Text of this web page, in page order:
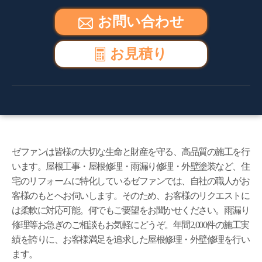
お問い合わせ
お見積り
ゼファンは皆様の大切な生命と財産を守る、高品質の施工を行
います。屋根工事・屋根修理・雨漏り修理・外壁塗装など、住
宅のリフォームに特化しているゼファンでは、自社の職人がお
客様のもとへお伺いします。そのため、お客様のリクエストに
は柔軟に対応可能。何でもご要望をお聞かせください。雨漏り
修理等お急ぎのご相談もお気軽にどうぞ。年間2,000件の施工実
績を誇りに、お客様満足を追求した屋根修理・外壁修理を行い
ます。